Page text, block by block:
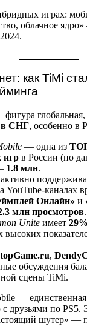
играх:
облачное
как TiMi
в СНГ, особенно в
— одна из
игр в России (по
1.8 млн.
YouTube-каналах
Онлайн» и
млн просмотров.
Unite имеет
высоких
,
обсуждения
сцены TiMi.
— единственная
друзьями по PS5.
шутер» —